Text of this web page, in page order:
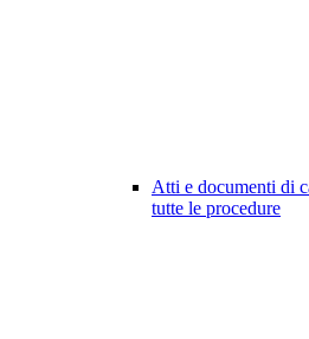
Atti e documenti di
tutte le procedure